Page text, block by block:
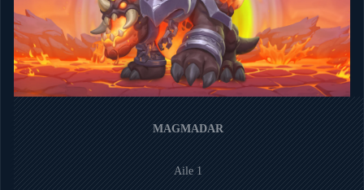
MAGMADAR
Aile 1